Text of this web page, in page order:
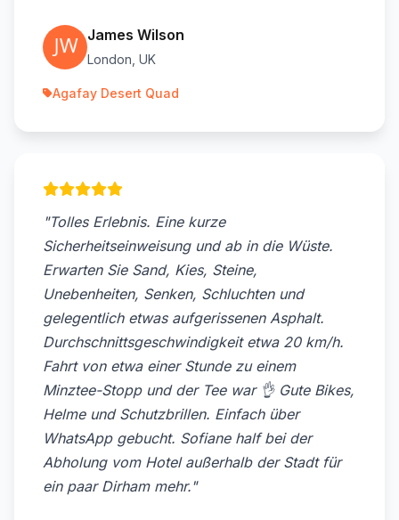
James Wilson
London, UK
Agafay Desert Quad
"Tolles Erlebnis. Eine kurze
Sicherheitseinweisung und ab in die Wüste.
Erwarten Sie Sand, Kies, Steine,
Unebenheiten, Senken, Schluchten und
gelegentlich etwas aufgerissenen Asphalt.
Durchschnittsgeschwindigkeit etwa 20 km/h.
Fahrt von etwa einer Stunde zu einem
Minztee-Stopp und der Tee war 👌 Gute Bikes,
Helme und Schutzbrillen. Einfach über
WhatsApp gebucht. Sofiane half bei der
Abholung vom Hotel außerhalb der Stadt für
ein paar Dirham mehr."